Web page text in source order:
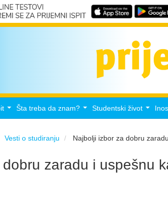
Šta treba da znam? Studentski život
Vesti o studiranju Najbolji izbor za dobru
zaradu i uspešnu